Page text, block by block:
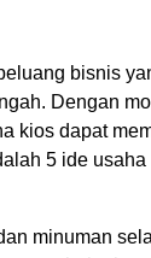
bisnis
Dengan
kios dapat
5 ide
minuman